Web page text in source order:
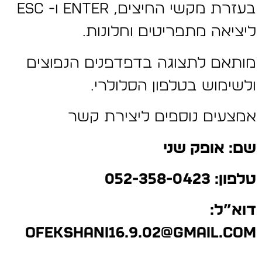
בעזרת מקשי החיצים, Enter ו- Esc
ליציאה מתפריטים וחלונות.
מותאם לתצוגה בדפדפנים הנפוצים
ולשימוש בטלפון הסלולרי.
אמצעים נוספים ליצירת קשר
שם: אופק שני
טלפון: 052-358-0423
דוא”ל:
ofekshani16.9.02@gmail.com